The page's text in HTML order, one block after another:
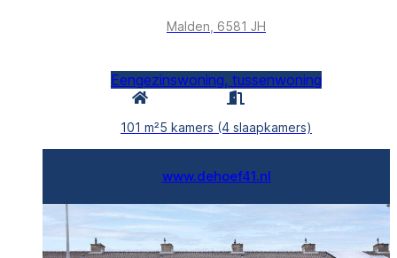
Malden, 6581 JH
Eengezinswoning, tussenwoning
101 m²5 kamers (4 slaapkamers)
www.dehoef41.nl